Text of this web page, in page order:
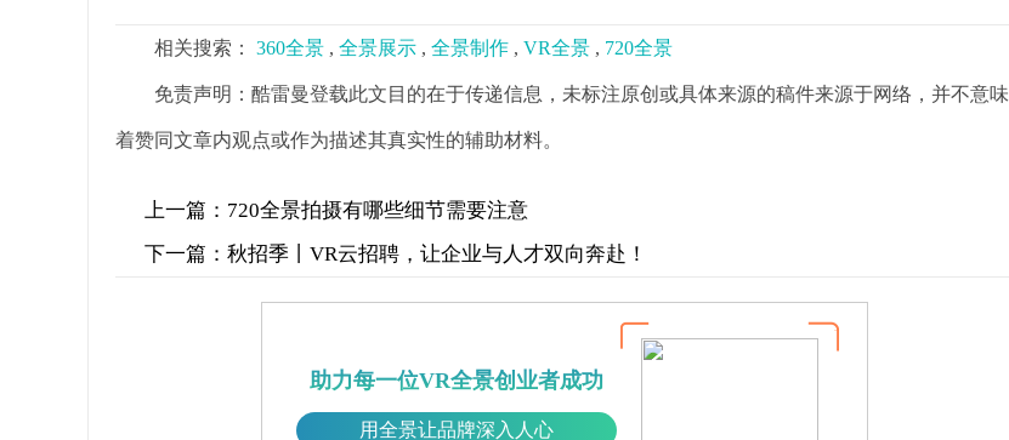
相关搜索： 360全景 , 全景展示 , 全景制作 , VR全景 , 720全景
免责声明：酷雷曼登载此文目的在于传递信息，未标注原创或具体来源的稿件来源于网络，并不意味
着赞同文章内观点或作为描述其真实性的辅助材料。
上一篇： 720全景拍摄有哪些细节需要注意
下一篇： 秋招季丨VR云招聘，让企业与人才双向奔赴！
助力每一位VR全景创业者成功
用全景让品牌深入人心